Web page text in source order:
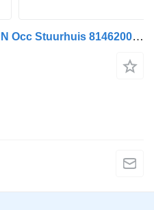
Crémaillère de direction MAN Occ Stuurhuis 81462006552 pour camion